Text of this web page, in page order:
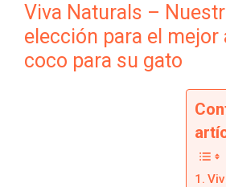
Viva Naturals –
elección para el mejor
coco para su gato